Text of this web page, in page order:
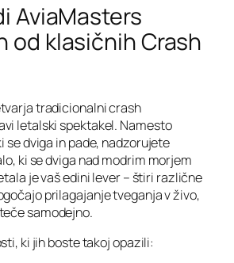
AviaMasters
od klasičnih Crash
tradicionalni crash
letalski spektakel. Namesto
se dviga in pade, nadzorujete
ki se dviga nad modrim morjem
je vaš edini lever – štiri različne
prilagajanje tveganja v živo,
samodejno.
ki jih boste takoj opazili: